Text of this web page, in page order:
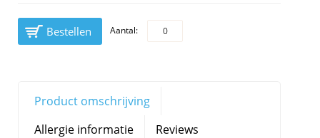
Bestellen Aantal:
Product omschrijving
Allergie informatie
Reviews